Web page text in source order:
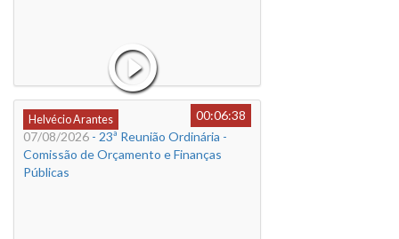
Helvécio Arantes
00:06:38
07/08/2026 - 23ª Reunião Ordinária -
Comissão de Orçamento e Finanças
Públicas